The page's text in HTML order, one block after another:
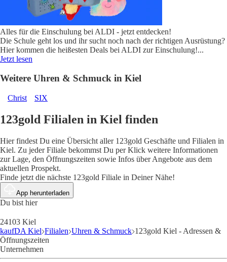
Alles für die Einschulung bei ALDI - jetzt entdecken!
Die Schule geht los und ihr sucht noch nach der richtigen Ausrüstung?
Hier kommen die heißesten Deals bei ALDI zur Einschulung!...
Jetzt lesen
Weitere Uhren & Schmuck in Kiel
Christ SIX
123gold Filialen in Kiel finden
Hier findest Du eine Übersicht aller 123gold Geschäfte und Filialen in
Kiel. Zu jeder Filiale bekommst Du per Klick weitere Informationen
zur Lage, den Öffnungszeiten sowie Infos über Angebote aus dem
aktuellen Prospekt.
Finde jetzt die nächste 123gold Filiale in Deiner Nähe!
App herunterladen
Du bist hier
24103 Kiel
kaufDA Kiel Filialen Uhren & Schmuck 123gold Kiel - Adressen &
Öffnungszeiten
Unternehmen